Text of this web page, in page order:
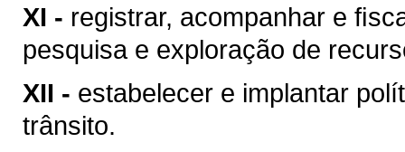
XI - registrar, acompanhar e
pesquisa e exploração de
XII - estabelecer e implantar
trânsito.